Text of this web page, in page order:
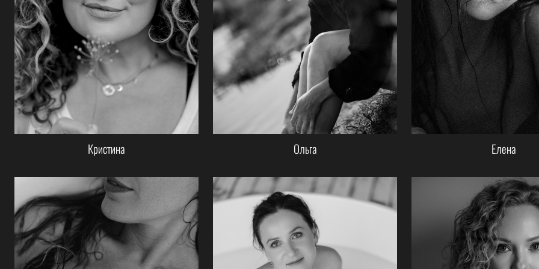
Кристина Ольга Елена